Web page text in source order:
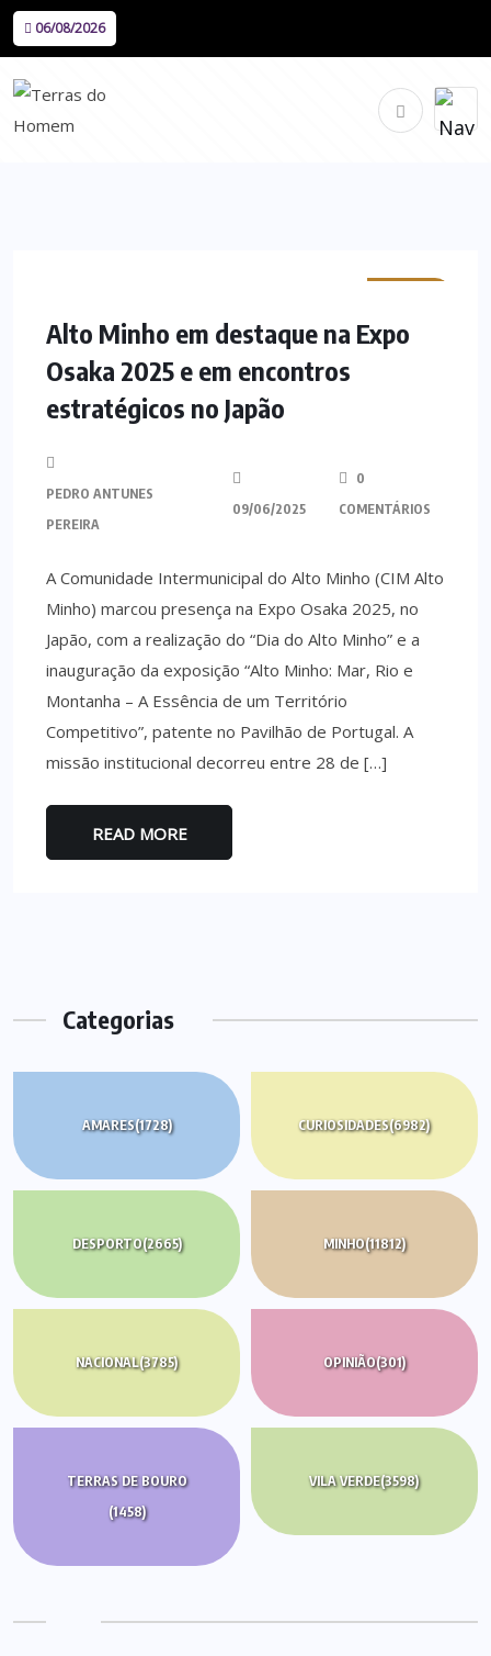
06/08/2026
Alto Minho em destaque na Expo
Osaka 2025 e em encontros
estratégicos no Japão
PEDRO ANTUNES
PEREIRA
09/06/2025
0
COMENTÁRIOS
A Comunidade Intermunicipal do Alto Minho (CIM Alto
Minho) marcou presença na Expo Osaka 2025, no
Japão, com a realização do “Dia do Alto Minho” e a
inauguração da exposição “Alto Minho: Mar, Rio e
Montanha – A Essência de um Território
Competitivo”, patente no Pavilhão de Portugal. A
missão institucional decorreu entre 28 de […]
READ MORE
Categorias
AMARES(1728) CURIOSIDADES(6982)
DESPORTO(2665) MINHO(11812)
NACIONAL(3785) OPINIÃO(301)
TERRAS DE BOURO
(1458)
VILA VERDE(3598)